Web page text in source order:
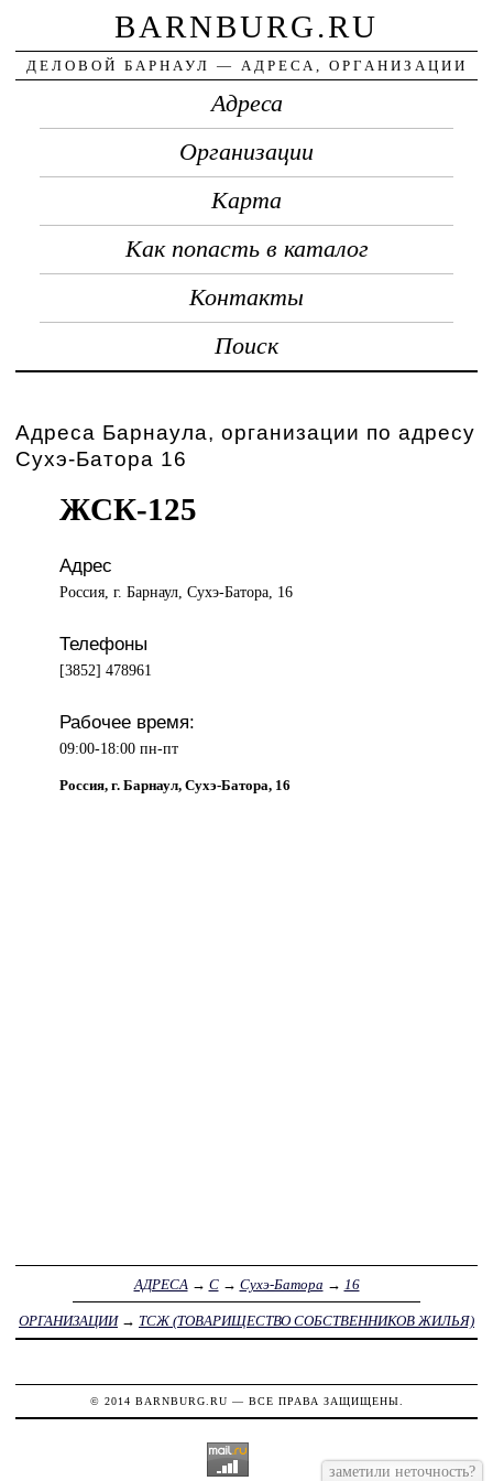
BARNBURG.RU
ДЕЛОВОЙ БАРНАУЛ — АДРЕСА, ОРГАНИЗАЦИИ
Адреса
Организации
Карта
Как попасть в каталог
Контакты
Поиск
Адреса Барнаула, организации по адресу
Сухэ-Батора 16
ЖСК-125
Адрес
Россия, г. Барнаул, Сухэ-Батора, 16
Телефоны
[3852] 478961
Рабочее время:
09:00-18:00 пн-пт
Россия, г. Барнаул, Сухэ-Батора, 16
АДРЕСА → С→ Сухэ-Батора → 16
ОРГАНИЗАЦИИ→ ТСЖ (ТОВАРИЩЕСТВО СОБСТВЕННИКОВ ЖИЛЬЯ)
© 2014 BARNBURG.RU — ВСЕ ПРАВА ЗАЩИЩЕНЫ.
заметили неточность?